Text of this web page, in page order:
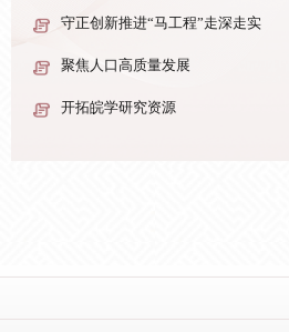
守正创新推进“马工程”走深走实
聚焦人口高质量发展
开拓皖学研究资源